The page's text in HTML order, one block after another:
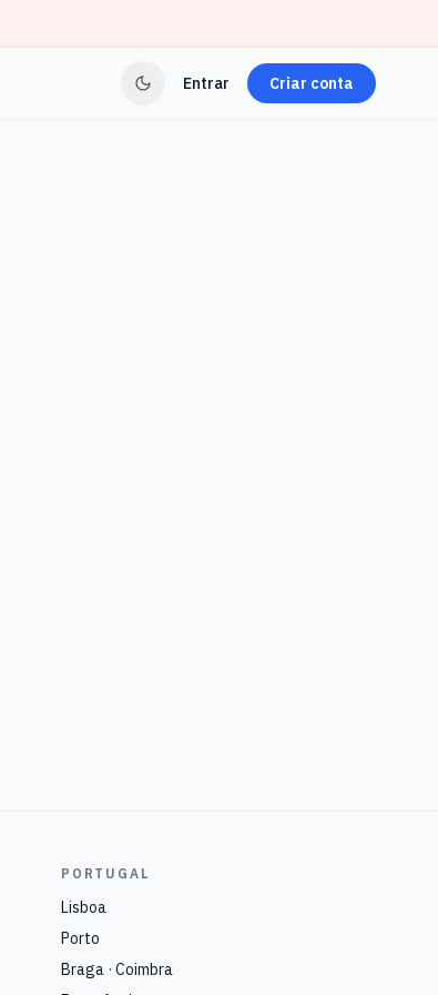
Entrar Criar conta
PORTUGAL
Lisboa
Porto
Braga · Coimbra